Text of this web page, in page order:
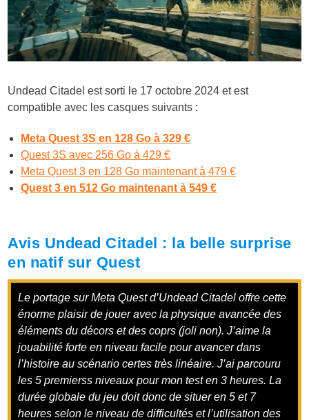
Undead Citadel est sorti le 17 octobre 2024 et est
compatible avec les casques suivants :
Meta Quest 3S en 128 Go à 329 €
Quest 3S avec 256 Go à 429 €
Meta Quest 3 en 128 Go maintenant à 479 €
Quest 3 en 512 Go maintenant à 549 €
Avis Undead Citadel : la belle surprise
en natif sur Quest
Le portage sur Meta Quest d’Undead Citadel offre cette
énorme plaisir de jouer avec la physique avancée des
éléments du décors et des coprs (joli non). J’aime la
jouabilité forte en niveau facile pour avancer dans
l’histoire au scénario certes très linéaire. J’ai parcouru
les 5 premierss niveaux pour mon test en 3 heures. La
durée globale du jeu doit donc de situer en 5 et 7
heures selon le niveau de difficultés et l’utilisation des